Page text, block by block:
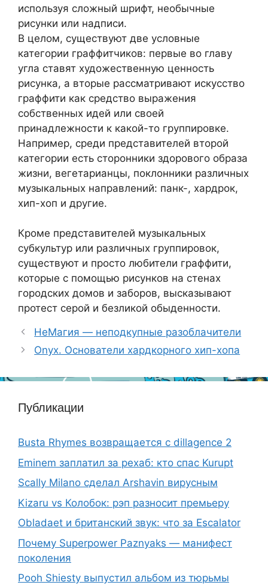
используя сложный шрифт, необычные
рисунки или надписи.
В целом, существуют две условные
категории граффитчиков: первые во главу
угла ставят художественную ценность
рисунка, а вторые рассматривают искусство
граффити как средство выражения
собственных идей или своей
принадлежности к какой-то группировке.
Например, среди представителей второй
категории есть сторонники здорового образа
жизни, вегетарианцы, поклонники различных
музыкальных направлений: панк-, хардрок,
хип-хоп и другие.
Кроме представителей музыкальных
субкультур или различных группировок,
существуют и просто любители граффити,
которые с помощью рисунков на стенах
городских домов и заборов, высказывают
протест серой и безликой обыденности.
НеМагия — неподкупные разоблачители
Onyx. Основатели хардкорного хип-хопа
Публикации
Busta Rhymes возвращается с dillagence 2
Eminem заплатил за рехаб: кто спас Kurupt
Scally Milano сделал Arshavin вирусным
Kizaru vs Колобок: рэп разносит премьеру
Obladaet и британский звук: что за Escalator
Почему Superpower Paznyaks — манифест
поколения
Pooh Shiesty выпустил альбом из тюрьмы